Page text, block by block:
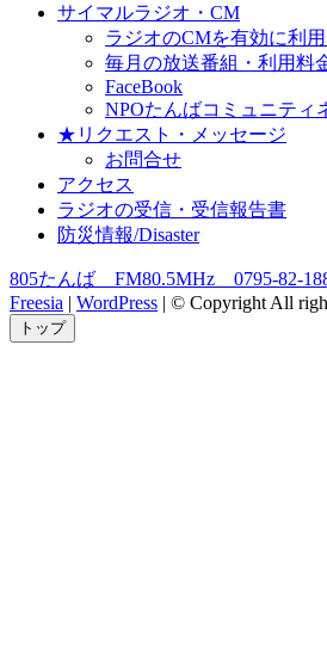
サイマルラジオ・CM
ラジオのCMを有効に利
毎月の放送番組・利用料
FaceBook
NPOたんばコミュニティ
★リクエスト・メッセージ
お問合せ
アクセス
ラジオの受信・受信報告書
防災情報/Disaster
805たんば FM80.5MHz 0795-82-
Freesia | WordPress | © Copyright All
トップ